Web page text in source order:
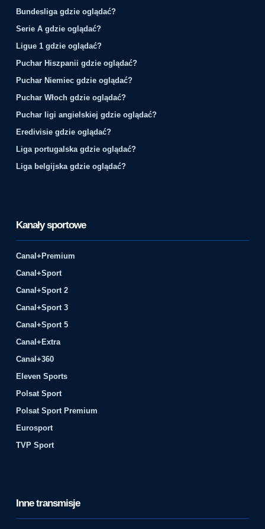
Bundesliga gdzie oglądać?
Serie A gdzie oglądać?
Ligue 1 gdzie oglądać?
Puchar Hiszpanii gdzie oglądać?
Puchar Niemiec gdzie oglądać?
Puchar Włoch gdzie oglądać?
Puchar ligi angielskiej gdzie oglądać?
Eredivisie gdzie oglądać?
Liga portugalska gdzie oglądać?
Liga belgijska gdzie oglądać?
Kanały sportowe
Canal+Premium
Canal+Sport
Canal+Sport 2
Canal+Sport 3
Canal+Sport 5
Canal+Extra
Canal+360
Eleven Sports
Polsat Sport
Polsat Sport Premium
Eurosport
TVP Sport
Inne transmisje